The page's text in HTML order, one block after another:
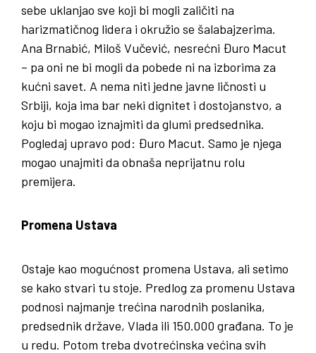
sebe uklanjao sve koji bi mogli zaličiti na
harizmatičnog lidera i okružio se šalabajzerima.
Ana Brnabić, Miloš Vučević, nesrećni Đuro Macut
– pa oni ne bi mogli da pobede ni na izborima za
kućni savet. A nema niti jedne javne ličnosti u
Srbiji, koja ima bar neki dignitet i dostojanstvo, a
koju bi mogao iznajmiti da glumi predsednika.
Pogledaj upravo pod: Đuro Macut. Samo je njega
mogao unajmiti da obnaša neprijatnu rolu
premijera.
Promena Ustava
Ostaje kao mogućnost promena Ustava, ali setimo
se kako stvari tu stoje. Predlog za promenu Ustava
podnosi najmanje trećina narodnih poslanika,
predsednik države, Vlada ili 150.000 građana. To je
u redu. Potom treba dvotrećinska većina svih